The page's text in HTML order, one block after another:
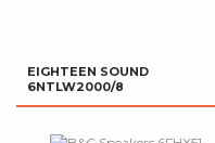
EIGHTEEN SOUND
6NTLW2000/8